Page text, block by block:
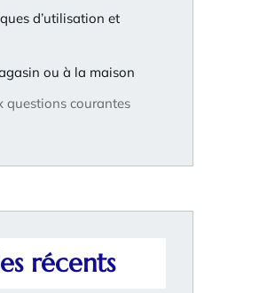
d’utilisation et
ou à la maison
questions courantes
récents